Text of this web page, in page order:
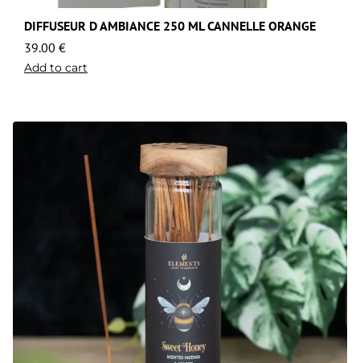
DIFFUSEUR D AMBIANCE 250 ML CANNELLE ORANGE
39.00 €
Add to cart